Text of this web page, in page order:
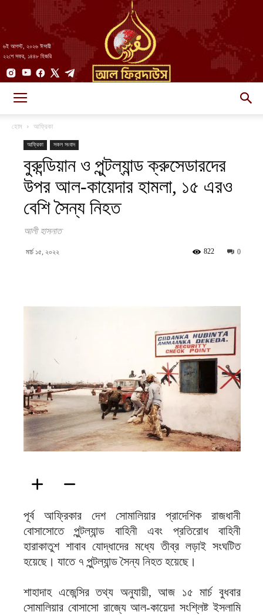
৬ই আগস্ট, ২০২৬ ঈসায়ী
২২শে সফর, ১৪৪৮ হিজরি
||
হোম আফ্রিকা
আফ্রিকা সকল সংবাদ
বুরুন্ডিয়ান ও পুন্টল্যান্ড ক্রুসেডারদের
উপর আল-কায়েদার হামলা, ১৫ এরও
বেশি সৈন্য নিহত
আলী হাসনাত
মার্চ ১৫, ২০২২ 0
822
পূর্ব আফ্রিকার দেশ সোমালিয়ার প্রাদেশিক রাজধানী
বোসাসোতে পুন্টল্যান্ড বাহিনী এবং প্রতিরোধ বাহিনী
হারাকাতুশ শাবাব যোদ্ধাদের মধ্যে তীব্র লড়াই সংঘটিত
হয়েছে। যাতে ৭ পুন্টল্যান্ড সৈন্য নিহত হয়েছে।
শাহাদাহ এজেন্সির তথ্য অনুযায়ী, আজ ১৫ মার্চ বুধবার
সোমালিয়ার বোসাসো রাজ্যে আল-কায়েদা সংশ্লিষ্ট ইসলামি